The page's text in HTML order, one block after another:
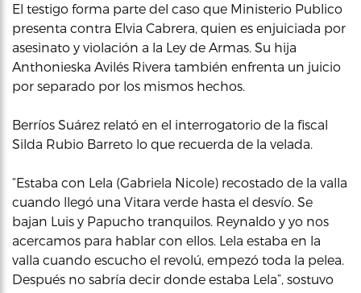
El testigo forma parte del caso que Ministerio Publico
presenta contra Elvia Cabrera, quien es enjuiciada por
asesinato y violación a la Ley de Armas. Su hija
Anthonieska Avilés Rivera también enfrenta un juicio
por separado por los mismos hechos.
Berríos Suárez relató en el interrogatorio de la fiscal
Silda Rubio Barreto lo que recuerda de la velada.
“Estaba con Lela (Gabriela Nicole) recostado de la valla
cuando llegó una Vitara verde hasta el desvío. Se
bajan Luis y Papucho tranquilos. Reynaldo y yo nos
acercamos para hablar con ellos. Lela estaba en la
valla cuando escucho el revolú, empezó toda la pelea.
Después no sabría decir donde estaba Lela”, sostuvo